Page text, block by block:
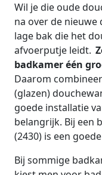
Wil je die oude
na over de nieuwe
lage bak die het
afvoerputje leidt.
badkamer één
Daarom
(glazen)
goede installatie
belangrijk. Bij een
(2430) is een
Bij sommige